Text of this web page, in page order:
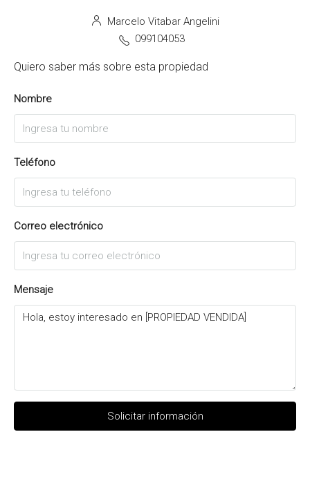
Marcelo Vitabar Angelini
099104053
Quiero saber más sobre esta propiedad
Nombre
Teléfono
Correo electrónico
Mensaje
Solicitar información